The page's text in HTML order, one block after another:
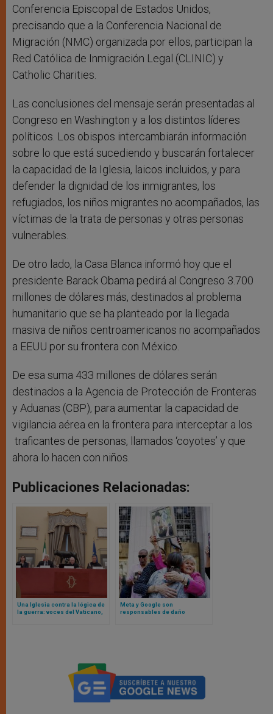
Conferencia Episcopal de Estados Unidos,
precisando que a la Conferencia Nacional de
Migración (NMC) organizada por ellos, participan la
Red Católica de Inmigración Legal (CLINIC) y
Catholic Charities.
Las conclusiones del mensaje serán presentadas al
Congreso en Washington y a los distintos líderes
políticos. Los obispos intercambiarán información
sobre lo que está sucediendo y buscarán fortalecer
la capacidad de la Iglesia, laicos incluidos, y para
defender la dignidad de los inmigrantes, los
refugiados, los niños migrantes no acompañados, las
víctimas de la trata de personas y otras personas
vulnerables.
De otro lado, la Casa Blanca informó hoy que el
presidente Barack Obama pedirá al Congreso 3.700
millones de dólares más, destinados al problema
humanitario que se ha planteado por la llegada
masiva de niños centroamericanos no acompañados
a EEUU por su frontera con México.
De esa suma 433 millones de dólares serán
destinados a la Agencia de Protección de Fronteras
y Aduanas (CBP), para aumentar la capacidad de
vigilancia aérea en la frontera para interceptar a los
traficantes de personas, llamados ‘coyotes’ y que
ahora lo hacen con niños.
Publicaciones Relacionadas:
Una Iglesia contra la lógica de
la guerra: voces del Vaticano,
Meta y Google son
responsables de daño